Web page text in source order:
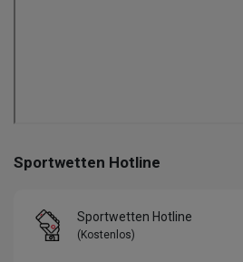
Sportwetten Hotline
Sportwetten Hotline
(Kostenlos)